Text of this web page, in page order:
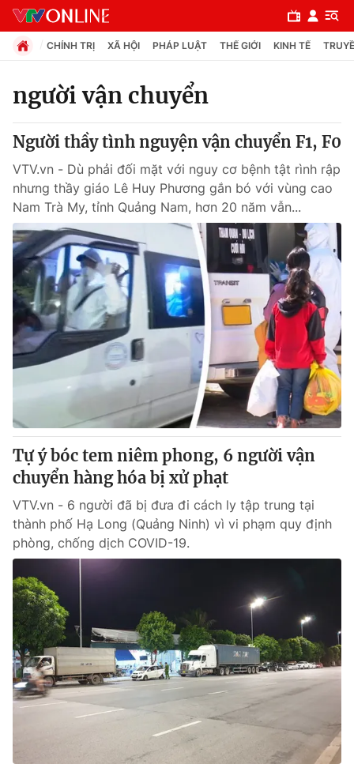
Chuyên mục
Xã hội
Pháp luật
Y tế
Thế giới
Tin tức
Thế giới đó đây
Câu chuyện quốc tế
Tài chính
Thị trường
Góc doanh nghiệp
Dữ liệu và đời sống
Truyền hình
Phim VTV
Hậu trường
Nhân vật
Khán giả
Giải sao mai
Giải trí
Điện ảnh
Âm nhạc
Sao
Du lịch
Làm đẹp
Chất lượng cuộc sống
Giáo dục
Tuyển sinh
Học trực tuyến
Công nghệ
Hitech Công nghệ tương lai
Giao lưu trực tuyến
CHÍNH TRỊ XÃ HỘI PHÁP LUẬT THẾ GIỚI KINH TẾ
người vận chuyển
Người thầy tình nguyện vận chuyển F1, F0
VTV.vn - Dù phải đối mặt với nguy cơ bệnh tật rình rập
nhưng thầy giáo Lê Huy Phương gắn bó với vùng cao
Nam Trà My, tỉnh Quảng Nam, hơn 20 năm vẫn...
Tự ý bóc tem niêm phong, 6 người vận
chuyển hàng hóa bị xử phạt
VTV.vn - 6 người đã bị đưa đi cách ly tập trung tại
thành phố Hạ Long (Quảng Ninh) vì vi phạm quy định
phòng, chống dịch COVID-19.